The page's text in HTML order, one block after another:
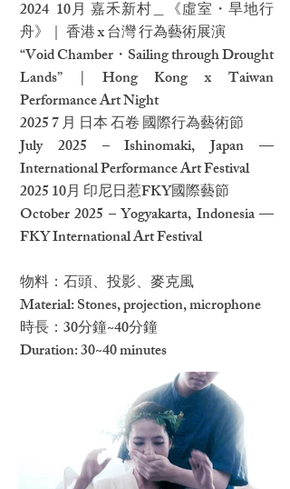
2024 10月 嘉禾新村＿《虛室・旱地行
舟》｜ 香港 x 台灣 行為藝術展演
“Void Chamber・Sailing through Drought
Lands” | Hong Kong x Taiwan
Performance Art Night
2025 7 月 日本 石卷 國際行為藝術節
July 2025 – Ishinomaki, Japan —
International Performance Art Festival
2025 10月 印尼日惹FKY國際藝節
October 2025 – Yogyakarta, Indonesia —
FKY International Art Festival
物料：石頭、投影、麥克風
Material: Stones, projection, microphone
時長：30分鐘~40分鐘
Duration: 30~40 minutes